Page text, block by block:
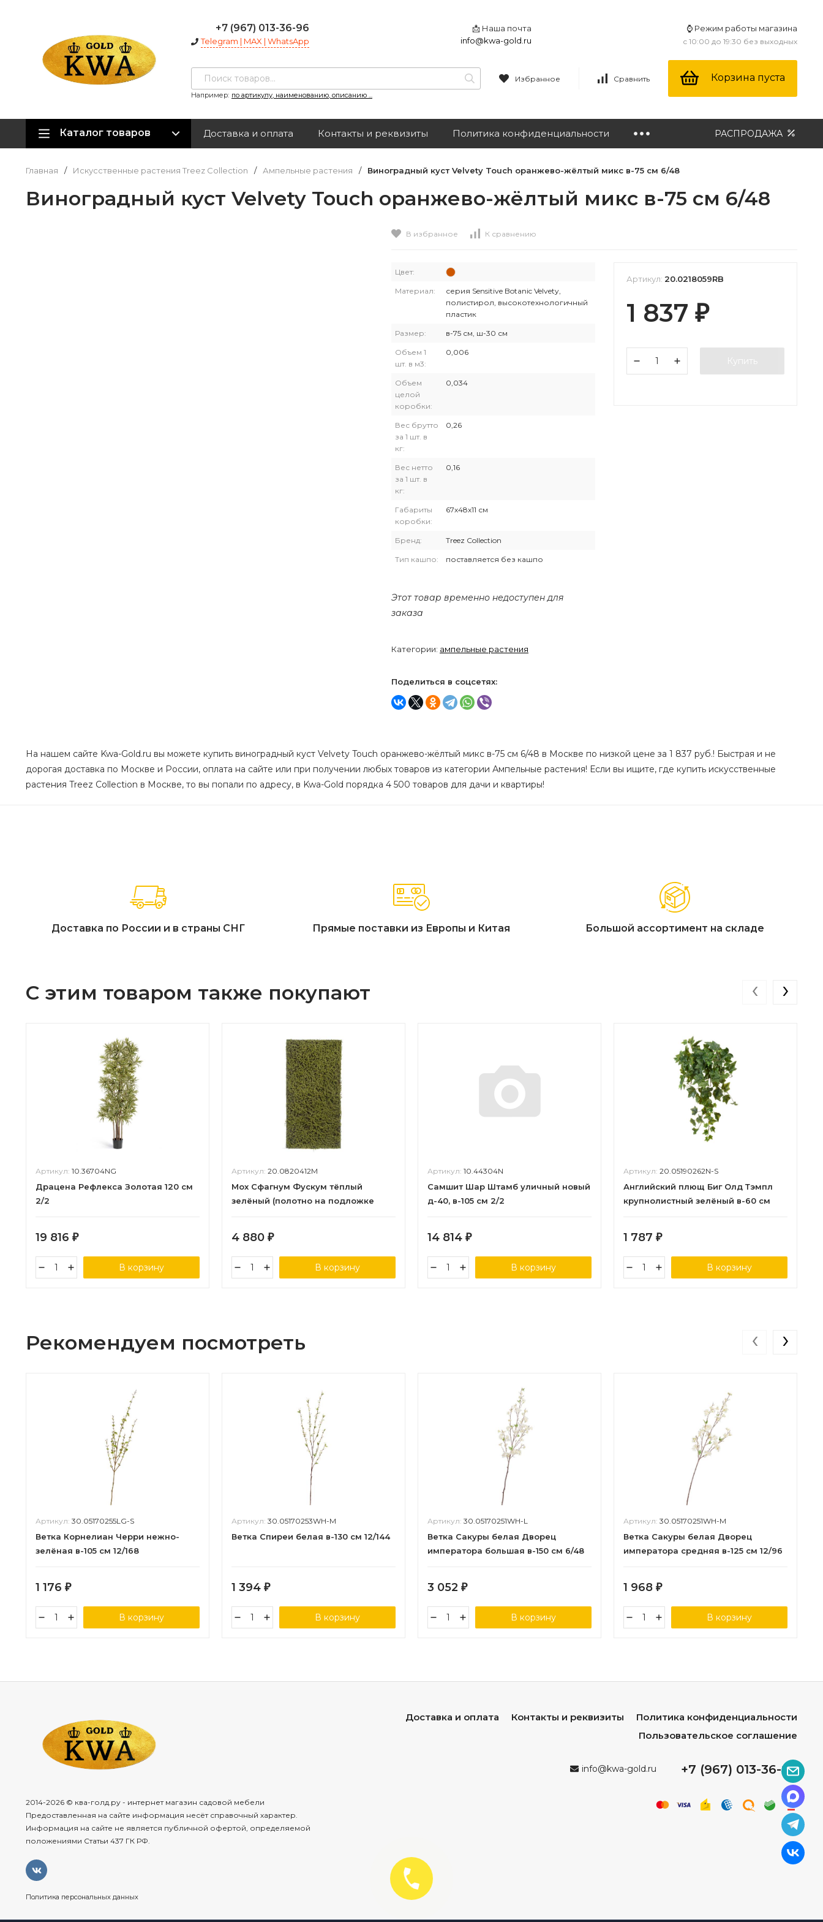
+7 (967) 013-36-96
Telegram | MAX | WhatsApp
📩 Наша почта
info@kwa-gold.ru
⌚ Режим работы магазина
с 10:00 до 19:30 без выходных
Например: по артикулу, наименованию, описанию ...
Избранное Сравнить Корзина пуста
Каталог товаров Доставка и оплата Контакты и реквизиты Политика конфиденциальности РАСПРОДАЖА
Главная / Искусственные растения Treez Collection / Ампельные растения / Виноградный куст Velvety Touch оранжево-жёлтый микс в-75 см 6/48
Виноградный куст Velvety Touch оранжево-жёлтый микс в-75 см 6/48
В избранное К сравнению
Цвет:
Материал:
серия Sensitive Botanic Velvety,
полистирол, высокотехнологичный
пластик
Размер: в-75 см, ш-30 см
Объем 1
шт. в м3:
0,006
Объем
целой
коробки:
0,034
Вес брутто
за 1 шт. в
кг:
0,26
Вес нетто
за 1 шт. в
кг:
0,16
Габариты
коробки:
67х48х11 см
Бренд: Treez Collection
Тип кашпо: поставляется без кашпо
Этот товар временно недоступен для
заказа
Категории: ампельные растения
Поделиться в соцсетях:
Артикул: 20.0218059RB
1 837 ₽
Купить
На нашем сайте Kwa-Gold.ru вы можете купить виноградный куст Velvety Touch оранжево-жёлтый микс в-75 см 6/48 в Москве по низкой цене за 1 837 руб.! Быстрая и не
дорогая доставка по Москве и России, оплата на сайте или при получении любых товаров из категории Ампельные растения! Если вы ищите, где купить искусственные
растения Treez Collection в Москве, то вы попали по адресу, в Kwa-Gold порядка 4 500 товаров для дачи и квартиры!
Доставка по России и в страны СНГ Прямые поставки из Европы и Китая Большой ассортимент на складе
С этим товаром также покупают
Артикул: 10.36704NG
Драцена Рефлекса Золотая 120 см
2/2
19 816 ₽
В корзину
Артикул: 20.0820412M
Мох Сфагнум Фускум тёплый
зелёный (полотно на подложке
4 880 ₽
В корзину
Артикул: 10.44304N
Самшит Шар Штамб уличный новый
д-40, в-105 см 2/2
14 814 ₽
В корзину
Артикул: 20.05190262N-S
Английский плющ Биг Олд Тэмпл
крупнолистный зелёный в-60 см
1 787 ₽
В корзину
‹ ›
Рекомендуем посмотреть
Артикул: 30.05170255LG-S
Ветка Корнелиан Черри нежно-
зелёная в-105 см 12/168
1 176 ₽
В корзину
Артикул: 30.05170253WH-M
Ветка Спиреи белая в-130 см 12/144
1 394 ₽
В корзину
Артикул: 30.05170251WH-L
Ветка Сакуры белая Дворец
императора большая в-150 см 6/48
3 052 ₽
В корзину
Артикул: 30.05170251WH-M
Ветка Сакуры белая Дворец
императора средняя в-125 см 12/96
1 968 ₽
В корзину
‹ ›
2014-2026 © ква-голд.ру - интернет магазин садовой мебели
Предоставленная на сайте информация несёт справочный характер.
Информация на сайте не является публичной офертой, определяемой
положениями Статьи 437 ГК РФ.
Политика персональных данных
Доставка и оплата Контакты и реквизиты
Политика конфиденциальности
Пользовательское соглашение
info@kwa-gold.ru +7 (967) 013-36-96